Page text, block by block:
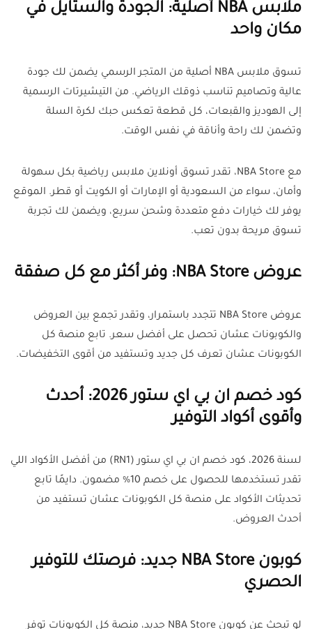
ملابس NBA أصلية: الجودة والستايل في
مكان واحد
تسوق ملابس NBA أصلية من المتجر الرسمي يضمن لك جودة
عالية وتصاميم تناسب ذوقك الرياضي. من التيشيرتات الرسمية
إلى الهوديز والقبعات، كل قطعة تعكس حبك لكرة السلة
وتضمن لك راحة وأناقة في نفس الوقت.
مع NBA Store، تقدر تسوق أونلاين ملابس رياضية بكل سهولة
وأمان، سواء من السعودية أو الإمارات أو الكويت أو قطر. الموقع
يوفر لك خيارات دفع متعددة وشحن سريع، ويضمن لك تجربة
تسوق مريحة بدون تعب.
عروض NBA Store: وفر أكثر مع كل صفقة
عروض NBA Store تتجدد باستمرار، وتقدر تجمع بين العروض
والكوبونات عشان تحصل على أفضل سعر. تابع منصة كل
الكوبونات عشان تعرف كل جديد وتستفيد من أقوى التخفيضات.
كود خصم ان بي اي ستور 2026: أحدث
وأقوى أكواد التوفير
لسنة 2026، كود خصم ان بي اي ستور (RN1) من أفضل الأكواد اللي
تقدر تستخدمها للحصول على خصم 10% مضمون. دايمًا تابع
تحديثات الأكواد على منصة كل الكوبونات عشان تستفيد من
أحدث العروض.
كوبون NBA Store جديد: فرصتك للتوفير
الحصري
لو تبحث عن كوبون NBA Store جديد، منصة كل الكوبونات توفر